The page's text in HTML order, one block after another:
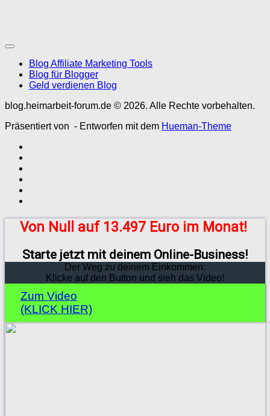
Blog Affiliate Marketing Tools
Blog für Blogger
Geld verdienen Blog
blog.heimarbeit-forum.de © 2026. Alle Rechte vorbehalten.
Präsentiert von - Entworfen mit dem Hueman-Theme
Von Null auf 13.497 Euro im Monat!
Starte jetzt mit deinem Online-Business!
Der Weg zu deinem Einkommen:
Klicke auf den Button und sieh das Video!
Zum Video
(KLICK HIER)